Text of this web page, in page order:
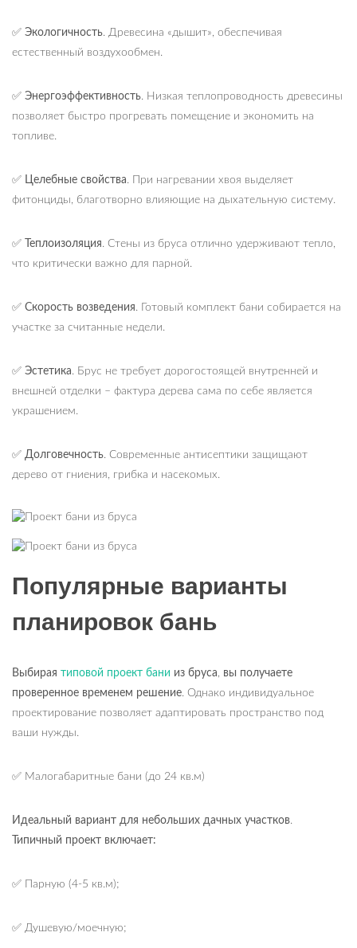
✅ Экологичность. Древесина «дышит», обеспечивая
естественный воздухообмен.
✅ Энергоэффективность. Низкая теплопроводность древесины
позволяет быстро прогревать помещение и экономить на
топливе.
✅ Целебные свойства. При нагревании хвоя выделяет
фитонциды, благотворно влияющие на дыхательную систему.
✅ Теплоизоляция. Стены из бруса отлично удерживают тепло,
что критически важно для парной.
✅ Скорость возведения. Готовый комплект бани собирается на
участке за считанные недели.
✅ Эстетика. Брус не требует дорогостоящей внутренней и
внешней отделки – фактура дерева сама по себе является
украшением.
✅ Долговечность. Современные антисептики защищают
дерево от гниения, грибка и насекомых.
Популярные варианты
планировок бань
Выбирая типовой проект бани из бруса, вы получаете
проверенное временем решение. Однако индивидуальное
проектирование позволяет адаптировать пространство под
ваши нужды.
✅ Малогабаритные бани (до 24 кв.м)
Идеальный вариант для небольших дачных участков.
Типичный проект включает:
✅ Парную (4-5 кв.м);
✅ Душевую/моечную;